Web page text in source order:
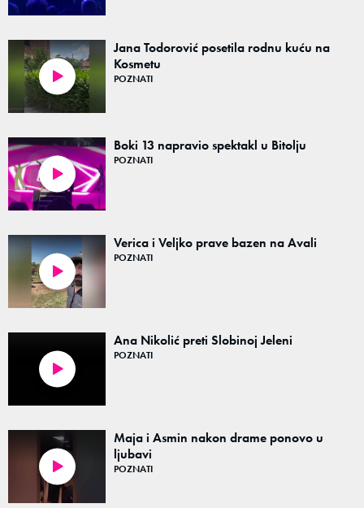
Jana Todorović posetila rodnu kuću na
Kosmetu
POZNATI
Boki 13 napravio spektakl u Bitolju
POZNATI
Verica i Veljko prave bazen na Avali
POZNATI
Ana Nikolić preti Slobinoj Jeleni
POZNATI
Maja i Asmin nakon drame ponovo u
ljubavi
POZNATI